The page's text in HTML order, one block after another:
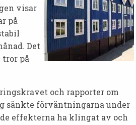
visar
på
Det
på
och rapporter om
sänkte förväntningarna under
effekterna ha klingat av och